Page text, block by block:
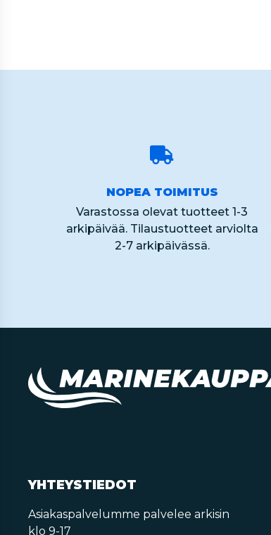
NOPEA TOIMITUS
Varastossa olevat tuotteet 1-3
arkipäivää. Tilaustuotteet arviolta
2-7 arkipäivässä.
YHTEYSTIEDOT
Asiakaspalvelumme palvelee arkisin
klo 9-17